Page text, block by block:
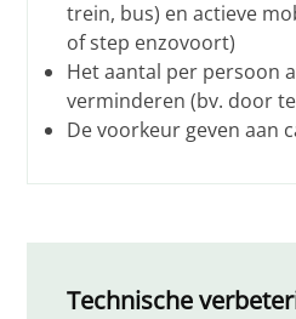
trein, bus) en actieve
of step enzovoort)
Het aantal per persoon
verminderen (bv. door
De voorkeur geven aan
Technische